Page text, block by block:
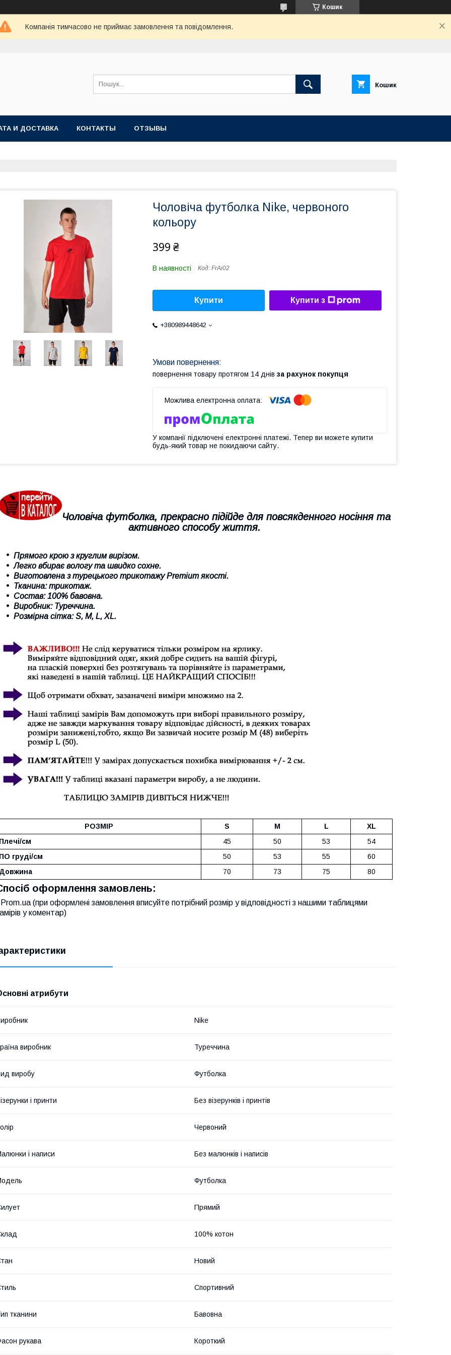
Кошик
Компанія тимчасово не приймає замовлення та повідомлення.
Кошик
И ДОСТАВКА КОНТАКТЫ ОТЗЫВЫ
Чоловіча футболка Nike, червоного
кольору
399 ₴
В наявності Код: FrAi02
Купити Купити з
+380989448642
повернення товару протягом 14 днів за рахунок покупця
У компанії підключені електронні платежі. Тепер ви можете купити
будь-який товар не покидаючи сайту.
Чоловіча футболка, прекрасно підійде для повсякденного носіння та
активного способу життя.
Прямого крою з круглим вирізом.
Легко вбирає вологу та швидко сохне.
Виготовлена з турецького трикотажу Premium якості.
Тканина:трикотаж.
Состав: 100% бавовна.
Виробник: Туреччина.
Розмірна сітка:S, M, L, XL.
РОЗМІР S M L
XL
см
45 50 53
54
груді/см
50 53 55
60
70 73 75 80
оформлення замовлень:
Prom.ua (при оформлені замовлення вписуйте потрібний розмір у відповідності з нашими таблицями
у коментар)
атрибути
Nike
виробник Туреччина
виробу Футболка
і принти Без візерунків і принтів
Червоний
і написи Без малюнків і написів
Футболка
Прямий
100% котон
Новий
Спортивний
тканини Бавовна
рукава Короткий